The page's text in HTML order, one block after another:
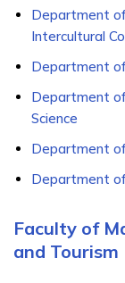
Department
Intercultural
Department
Department
Science
Department
Department
Faculty of
and Tourism